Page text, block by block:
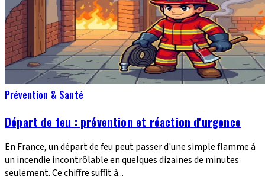
Prévention & Santé
Départ de feu : prévention et réaction d'urgence
En France, un départ de feu peut passer d'une simple flamme à
un incendie incontrôlable en quelques dizaines de minutes
seulement. Ce chiffre suffit à...